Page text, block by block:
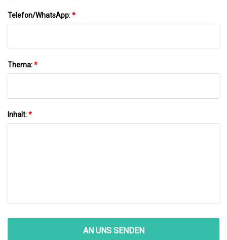
Telefon/WhatsApp:*
Thema:*
Inhalt:*
AN UNS SENDEN